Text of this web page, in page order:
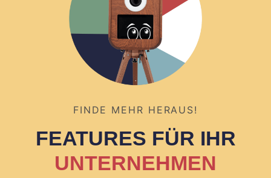
FINDE MEHR HERAUS!
FEATURES FÜR IHR
UNTERNEHMEN